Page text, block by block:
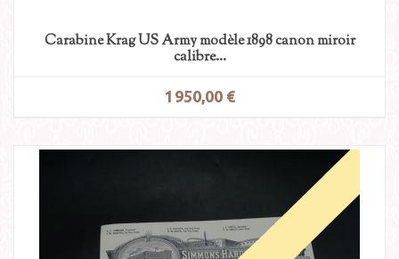
Carabine Krag US Army modèle 1898 canon miroir
calibre...
1 950,00 €